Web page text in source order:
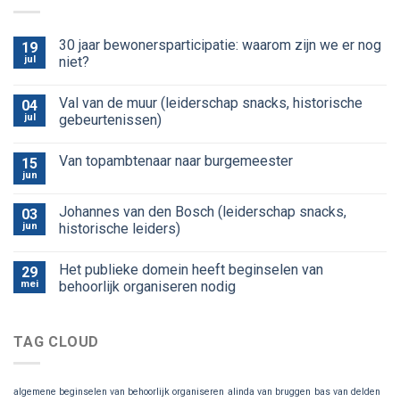
19
jul
30 jaar bewonersparticipatie: waarom zijn we er nog
niet?
04
jul
Val van de muur (leiderschap snacks, historische
gebeurtenissen)
15
jun
Van topambtenaar naar burgemeester
03
jun
Johannes van den Bosch (leiderschap snacks,
historische leiders)
29
mei
Het publieke domein heeft beginselen van
behoorlijk organiseren nodig
TAG CLOUD
algemene beginselen van behoorlijk organiseren alinda van bruggen bas van delden